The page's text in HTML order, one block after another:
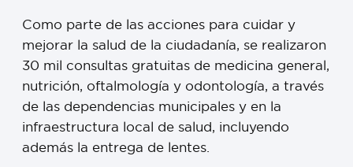
Como parte de las acciones para cuidar y
mejorar la salud de la ciudadanía, se realizaron
30 mil consultas gratuitas de medicina general,
nutrición, oftalmología y odontología, a través
de las dependencias municipales y en la
infraestructura local de salud, incluyendo
además la entrega de lentes.